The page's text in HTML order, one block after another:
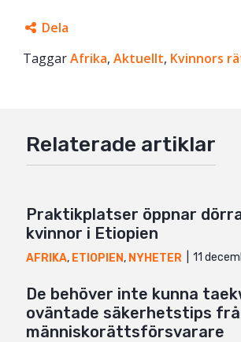
Dela
Facebook
Mail
TaggarAfrika, Aktuellt, Kvinnors
Relaterade artiklar
Praktikplatser öppnar
kvinnor i Etiopien
AFRIKA, ETIOPIEN, NYHETER 11
De behöver inte kunna
oväntade säkerhetstips
människorättsförsvarare